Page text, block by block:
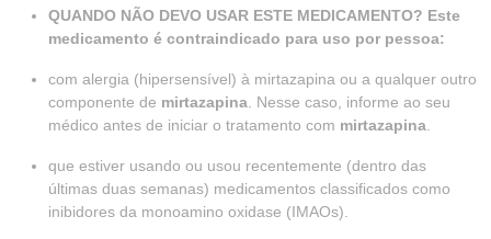
QUANDO NÃO DEVO USAR ESTE MEDICAMENTO? Este
medicamento é contraindicado para uso por pessoa:
com alergia (hipersensível) à mirtazapina ou a qualquer outro
componente de mirtazapina . Nesse caso, informe ao seu
médico antes de iniciar o tratamento com mirtazapina
que estiver usando ou usou recentemente (dentro das
últimas duas semanas) medicamentos classificados como
inibidores da monoamino oxidase (IMAOs).